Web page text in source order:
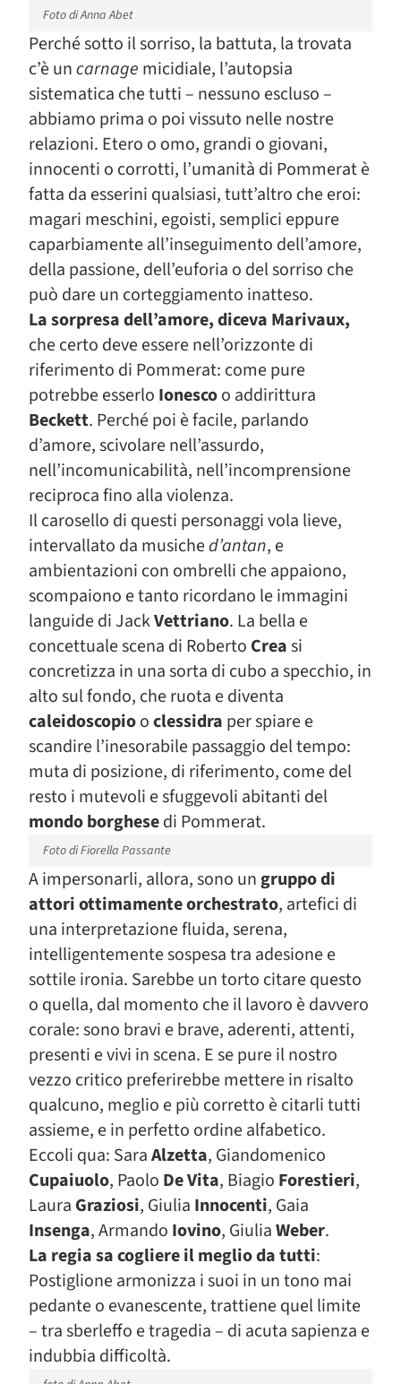
Foto di Anna Abet
Perché sotto il sorriso, la battuta, la trovata
c’è uncarnage micidiale, l’autopsia
sistematica che tutti – nessuno escluso –
abbiamo prima o poi vissuto nelle nostre
relazioni. Etero o omo, grandi o giovani,
innocenti o corrotti, l’umanità di Pommerat è
fatta da esserini qualsiasi, tutt’altro che eroi:
magari meschini, egoisti, semplici eppure
caparbiamente all’inseguimento dell’amore,
della passione, dell’euforia o del sorriso che
può dare un corteggiamento inatteso.
La sorpresa dell’amore, diceva Marivaux,
che certo deve essere nell’orizzonte di
riferimento di Pommerat: come pure
potrebbe esserlo Ionescoo addirittura
Beckett. Perché poi è facile, parlando
d’amore, scivolare nell’assurdo,
nell’incomunicabilità, nell’incomprensione
reciproca fino alla violenza.
Il carosello di questi personaggi vola lieve,
intervallato da musiched’antan, e
ambientazioni con ombrelli che appaiono,
scompaiono e tanto ricordano le immagini
languide di JackVettriano. La bella e
concettuale scena di Roberto Creasi
concretizza in una sorta di cubo a specchio, in
alto sul fondo, che ruota e diventa
caleidoscopiooclessidra per spiare e
scandire l’inesorabile passaggio del tempo:
muta di posizione, di riferimento, come del
resto i mutevoli e sfuggevoli abitanti del
mondo borghesedi Pommerat.
Foto di Fiorella Passante
A impersonarli, allora, sono ungruppo di
attori ottimamente orchestrato, artefici di
una interpretazione fluida, serena,
intelligentemente sospesa tra adesione e
sottile ironia. Sarebbe un torto citare questo
o quella, dal momento che il lavoro è davvero
corale: sono bravi e brave, aderenti, attenti,
presenti e vivi in scena. E se pure il nostro
vezzo critico preferirebbe mettere in risalto
qualcuno, meglio e più corretto è citarli tutti
assieme, e in perfetto ordine alfabetico.
Eccoli qua: SaraAlzetta, Giandomenico
Cupaiuolo, Paolo De Vita, Biagio Forestieri,
Laura Graziosi, Giulia Innocenti, Gaia
Insenga, Armando Iovino, GiuliaWeber.
La regia sa cogliere il meglio da tutti:
Postiglione armonizza i suoi in un tono mai
pedante o evanescente, trattiene quel limite
– tra sberleffo e tragedia – di acuta sapienza e
indubbia difficoltà.